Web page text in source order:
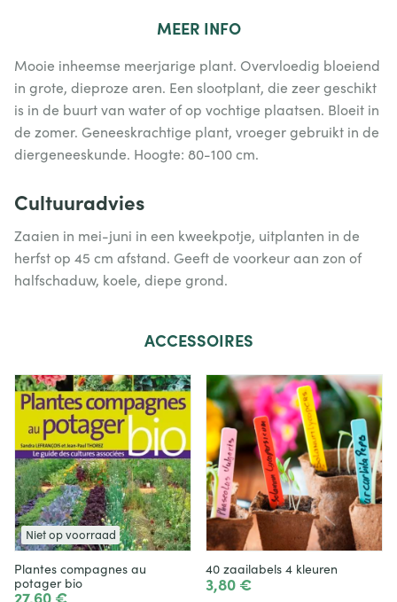
MEER INFO
Mooie inheemse meerjarige plant. Overvloedig bloeiend
in grote, dieproze aren. Een slootplant, die zeer geschikt
is in de buurt van water of op vochtige plaatsen. Bloeit in
de zomer. Geneeskrachtige plant, vroeger gebruikt in de
diergeneeskunde. Hoogte: 80-100 cm.
Cultuuradvies
Zaaien in mei-juni in een kweekpotje, uitplanten in de
herfst op 45 cm afstand. Geeft de voorkeur aan zon of
halfschaduw, koele, diepe grond.
ACCESSOIRES
Niet op voorraad
Plantes compagnes au
potager bio
27,60 €
40 zaailabels 4 kleuren
3,80 €